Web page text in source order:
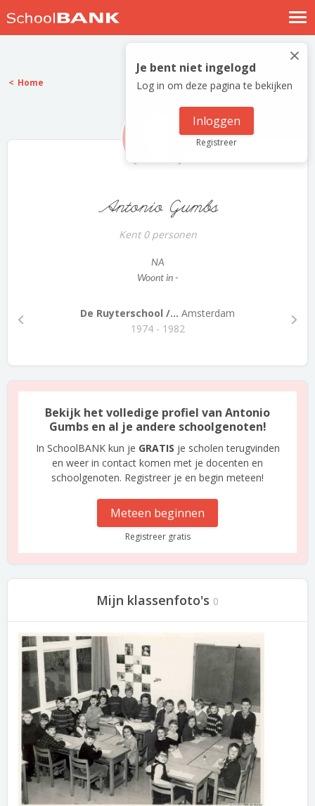
Nostalgische verhalen
Log in
Meld je gratis aan
×
Je bent niet ingelogd
Log in om deze pagina te bekijken
Inloggen
Registreer
Home
Antonio Gumbs
Kent 0 personen
NA
Woont in -
De Ruyterschool /... Amsterdam
1974 - 1982
Bekijk het volledige profiel van Antonio
Gumbs en al je andere schoolgenoten!
In SchoolBANK kun je GRATIS je scholen terugvinden
en weer in contact komen met je docenten en
schoolgenoten. Registreer je en begin meteen!
Meteen beginnen
Registreer gratis
Mijn klassenfoto's 0